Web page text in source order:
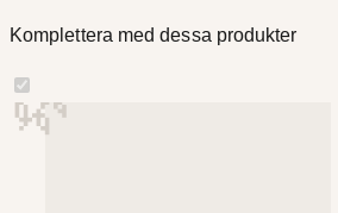
Komplettera med dessa produkter